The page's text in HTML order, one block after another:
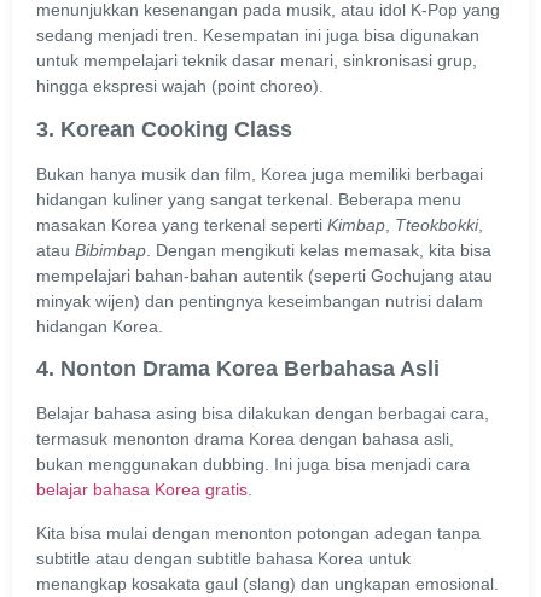
menunjukkan kesenangan pada musik, atau idol K-Pop yang
sedang menjadi tren. Kesempatan ini juga bisa digunakan
untuk mempelajari teknik dasar menari, sinkronisasi grup,
hingga ekspresi wajah (point choreo).
3. Korean Cooking Class
Bukan hanya musik dan film, Korea juga memiliki berbagai
hidangan kuliner yang sangat terkenal. Beberapa menu
masakan Korea yang terkenal seperti Kimbap Tteokbokki,
atau Bibimbap . Dengan mengikuti kelas memasak, kita bisa
mempelajari bahan-bahan autentik (seperti Gochujang atau
minyak wijen) dan pentingnya keseimbangan nutrisi dalam
hidangan Korea.
4. Nonton Drama Korea Berbahasa Asli
Belajar bahasa asing bisa dilakukan dengan berbagai cara,
termasuk menonton drama Korea dengan bahasa asli,
bukan menggunakan dubbing. Ini juga bisa menjadi cara
belajar bahasa Korea gratis
Kita bisa mulai dengan menonton potongan adegan tanpa
subtitle atau dengan subtitle bahasa Korea untuk
menangkap kosakata gaul (slang) dan ungkapan emosional.